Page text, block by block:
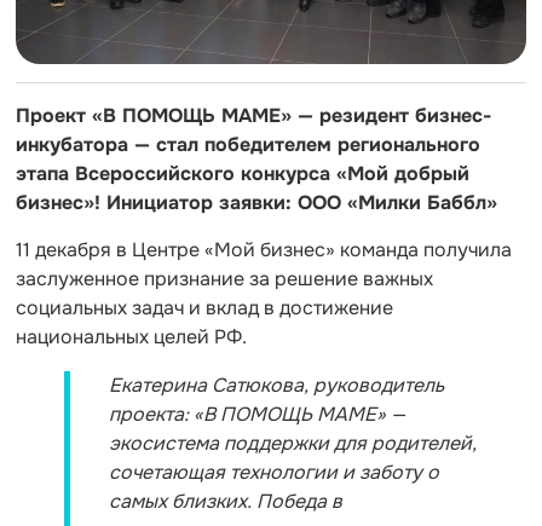
Проект «В ПОМОЩЬ МАМЕ» — резидент бизнес-
инкубатора — стал победителем регионального
этапа Всероссийского конкурса «Мой добрый
бизнес»! Инициатор заявки: ООО «Милки Баббл»
11 декабря в Центре «Мой бизнес» команда получила
заслуженное признание за решение важных
социальных задач и вклад в достижение
национальных целей РФ.
Екатерина Сатюкова, руководитель
проекта: «В ПОМОЩЬ МАМЕ» —
экосистема поддержки для родителей,
сочетающая технологии и заботу о
самых близких. Победа в